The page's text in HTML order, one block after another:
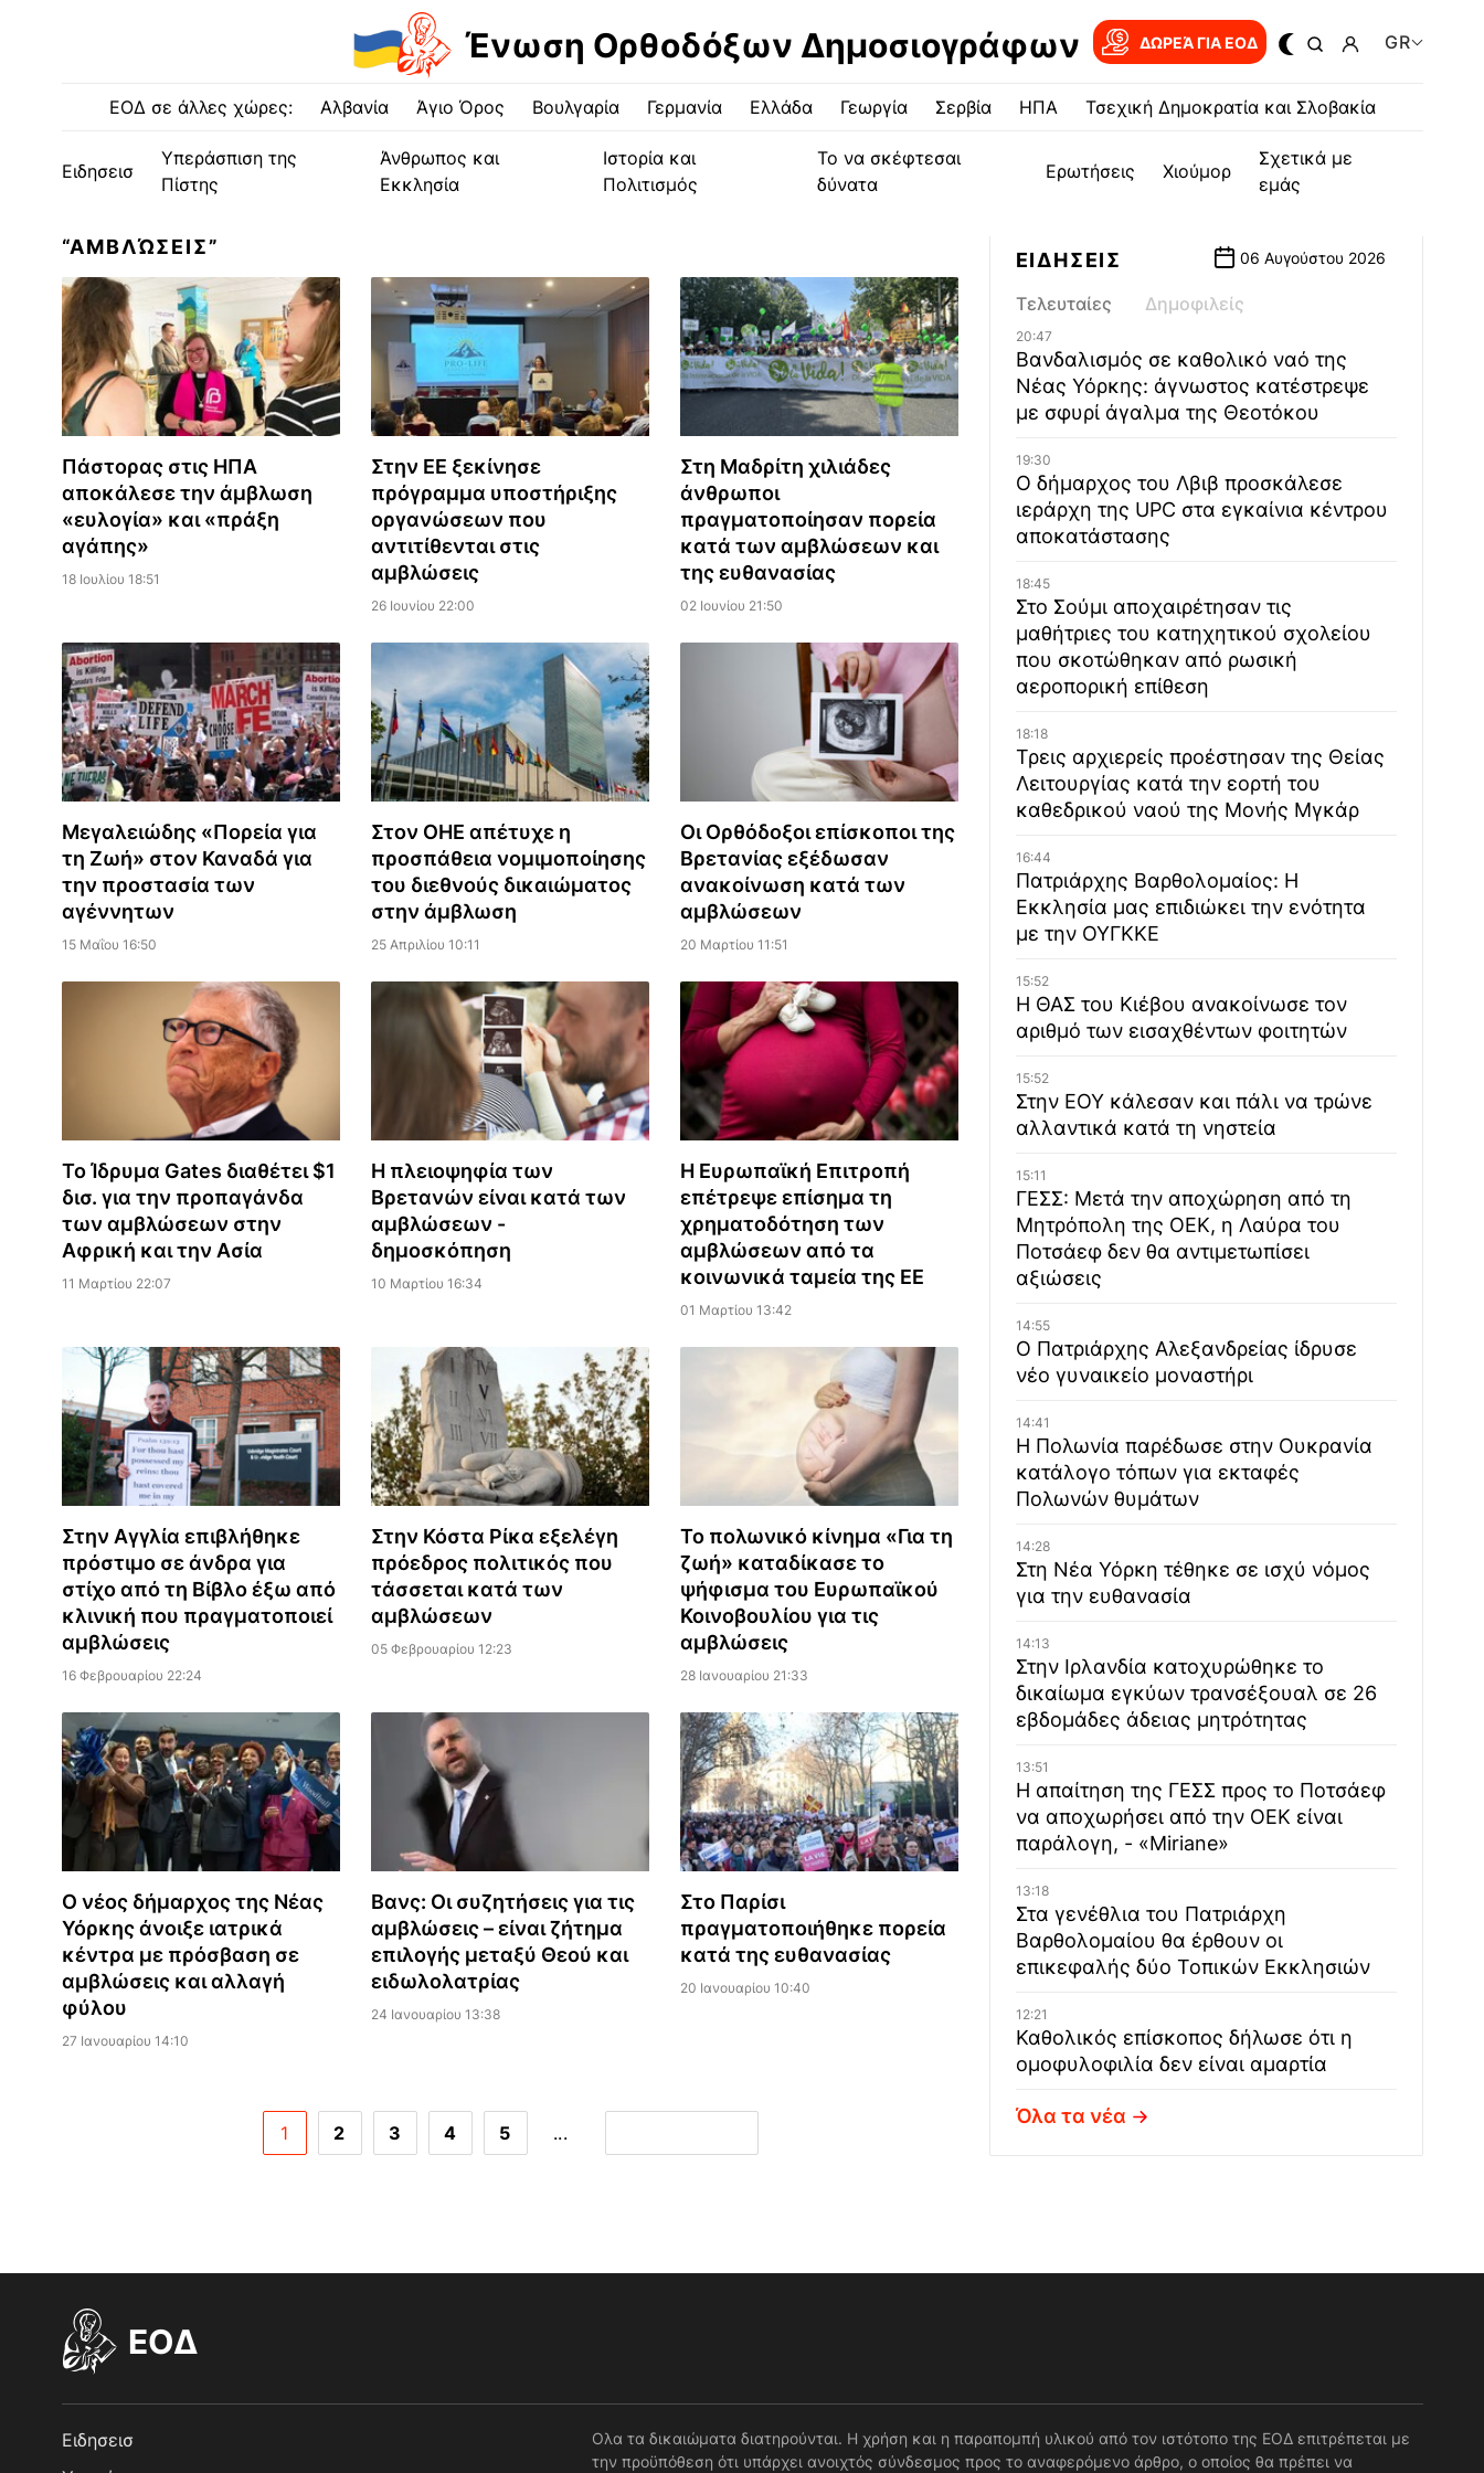
Ένωση Ορθοδόξων Δημοσιογράφων ΔΩΡΕΆ ΓΙΑ EOΔ GR
ΕΟΔ σε άλλες χώρες: Αλβανία Άγιο Όρος Βουλγαρία Γερμανία Ελλάδα Γεωργία Σερβία ΗΠΑ Τσεχική Δημοκρατία και Σλοβακία
Ειδησεισ
Υπεράσπιση της
Πίστης
Άνθρωπος και
Εκκλησία
Ιστορία και
Πολιτισμός
Το να σκέφτεσαι
δύνατα
Ερωτήσεις Χιούμορ
Σχετικά με
εμάς
“ΑΜΒΛΏΣΕΙΣ”
Πάστορας στις ΗΠΑ
αποκάλεσε την άμβλωση
«ευλογία» και «πράξη
αγάπης»
18 Ιουλίου 18:51
Στην ΕΕ ξεκίνησε
πρόγραμμα υποστήριξης
οργανώσεων που
αντιτίθενται στις
αμβλώσεις
26 Ιουνίου 22:00
Στη Μαδρίτη χιλιάδες
άνθρωποι
πραγματοποίησαν πορεία
κατά των αμβλώσεων και
της ευθανασίας
02 Ιουνίου 21:50
Μεγαλειώδης «Πορεία για
τη Ζωή» στον Καναδά για
την προστασία των
αγέννητων
15 Μαΐου 16:50
Στον ΟΗΕ απέτυχε η
προσπάθεια νομιμοποίησης
του διεθνούς δικαιώματος
στην άμβλωση
25 Απριλίου 10:11
Οι Ορθόδοξοι επίσκοποι της
Βρετανίας εξέδωσαν
ανακοίνωση κατά των
αμβλώσεων
20 Μαρτίου 11:51
Το Ίδρυμα Gates διαθέτει $1
δισ. για την προπαγάνδα
των αμβλώσεων στην
Αφρική και την Ασία
11 Μαρτίου 22:07
Η πλειοψηφία των
Βρετανών είναι κατά των
αμβλώσεων -
δημοσκόπηση
10 Μαρτίου 16:34
Η Ευρωπαϊκή Επιτροπή
επέτρεψε επίσημα τη
χρηματοδότηση των
αμβλώσεων από τα
κοινωνικά ταμεία της ΕΕ
01 Μαρτίου 13:42
Στην Αγγλία επιβλήθηκε
πρόστιμο σε άνδρα για
στίχο από τη Βίβλο έξω από
κλινική που πραγματοποιεί
αμβλώσεις
16 Φεβρουαρίου 22:24
Στην Κόστα Ρίκα εξελέγη
πρόεδρος πολιτικός που
τάσσεται κατά των
αμβλώσεων
05 Φεβρουαρίου 12:23
Το πολωνικό κίνημα «Για τη
ζωή» καταδίκασε το
ψήφισμα του Ευρωπαϊκού
Κοινοβουλίου για τις
αμβλώσεις
28 Ιανουαρίου 21:33
Ο νέος δήμαρχος της Νέας
Υόρκης άνοιξε ιατρικά
κέντρα με πρόσβαση σε
αμβλώσεις και αλλαγή
φύλου
27 Ιανουαρίου 14:10
Βανς: Οι συζητήσεις για τις
αμβλώσεις – είναι ζήτημα
επιλογής μεταξύ Θεού και
ειδωλολατρίας
24 Ιανουαρίου 13:38
Στο Παρίσι
πραγματοποιήθηκε πορεία
κατά της ευθανασίας
20 Ιανουαρίου 10:40
1 2 3 4 5 ...
ΕΙΔΗΣΕΙΣ 06 Αυγούστου 2026
Τελευταίες Δημοφιλείς
20:47
Βανδαλισμός σε καθολικό ναό της
Νέας Υόρκης: άγνωστος κατέστρεψε
με σφυρί άγαλμα της Θεοτόκου
19:30
Ο δήμαρχος του Λβιβ προσκάλεσε
ιεράρχη της UPC στα εγκαίνια κέντρου
αποκατάστασης
18:45
Στο Σούμι αποχαιρέτησαν τις
μαθήτριες του κατηχητικού σχολείου
που σκοτώθηκαν από ρωσική
αεροπορική επίθεση
18:18
Τρεις αρχιερείς προέστησαν της Θείας
Λειτουργίας κατά την εορτή του
καθεδρικού ναού της Μονής Μγκάρ
16:44
Πατριάρχης Βαρθολομαίος: Η
Εκκλησία μας επιδιώκει την ενότητα
με την ΟΥΓΚΚΕ
15:52
Η ΘΑΣ του Κιέβου ανακοίνωσε τον
αριθμό των εισαχθέντων φοιτητών
15:52
Στην ΕΟΥ κάλεσαν και πάλι να τρώνε
αλλαντικά κατά τη νηστεία
15:11
ΓΕΣΣ: Μετά την αποχώρηση από τη
Μητρόπολη της ΟΕΚ, η Λαύρα του
Ποτσάεφ δεν θα αντιμετωπίσει
αξιώσεις
14:55
Ο Πατριάρχης Αλεξανδρείας ίδρυσε
νέο γυναικείο μοναστήρι
14:41
Η Πολωνία παρέδωσε στην Ουκρανία
κατάλογο τόπων για εκταφές
Πολωνών θυμάτων
14:28
Στη Νέα Υόρκη τέθηκε σε ισχύ νόμος
για την ευθανασία
14:13
Στην Ιρλανδία κατοχυρώθηκε το
δικαίωμα εγκύων τρανσέξουαλ σε 26
εβδομάδες άδειας μητρότητας
13:51
Η απαίτηση της ΓΕΣΣ προς το Ποτσάεφ
να αποχωρήσει από την ΟΕΚ είναι
παράλογη, - «Miriane»
13:18
Στα γενέθλια του Πατριάρχη
Βαρθολομαίου θα έρθουν οι
επικεφαλής δύο Τοπικών Εκκλησιών
12:21
Καθολικός επίσκοπος δήλωσε ότι η
ομοφυλοφιλία δεν είναι αμαρτία
Όλα τα νέα
EOΔ
Ειδησεισ
Ολα τα δικαιώματα διατηρούνται. Η χρήση και η παραπομπή υλικού από τον ιστότοπο της ΕΟΔ επιτρέπεται με
την προϋπόθεση ότι υπάρχει ανοιχτός σύνδεσμος προς το αναφερόμενο άρθρο, ο οποίος θα πρέπει να